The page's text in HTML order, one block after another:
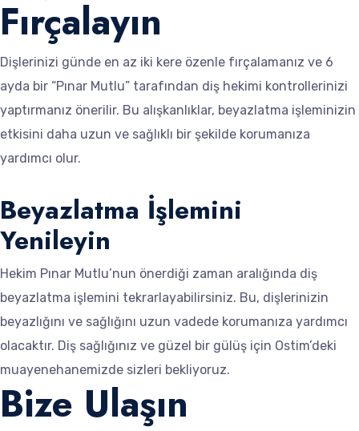
Fırçalayın
Dişlerinizi günde en az iki kere özenle fırçalamanız ve 6
ayda bir “Pınar Mutlu” tarafından diş hekimi kontrollerinizi
yaptırmanız önerilir. Bu alışkanlıklar, beyazlatma işleminizin
etkisini daha uzun ve sağlıklı bir şekilde korumanıza
yardımcı olur.
Beyazlatma İşlemini
Yenileyin
Hekim Pınar Mutlu’nun önerdiği zaman aralığında diş
beyazlatma işlemini tekrarlayabilirsiniz. Bu, dişlerinizin
beyazlığını ve sağlığını uzun vadede korumanıza yardımcı
olacaktır. Diş sağlığınız ve güzel bir gülüş için Ostim’deki
muayenehanemizde sizleri bekliyoruz.
Bize Ulaşın